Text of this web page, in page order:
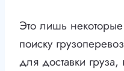
Это лишь
поиску
для доставки груза,